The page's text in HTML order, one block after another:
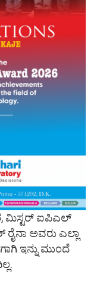
ಮಿಸ್ಟರ್ ಐಪಿಎಲ್
ಅವರು ಎಲ್ಲಾ
ಇನ್ನು ಮುಂದೆ